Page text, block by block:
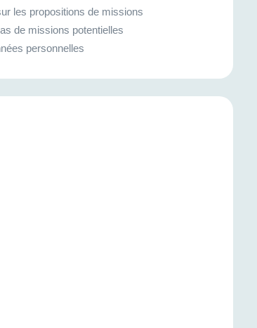
les propositions de missions
de missions potentielles
personnelles